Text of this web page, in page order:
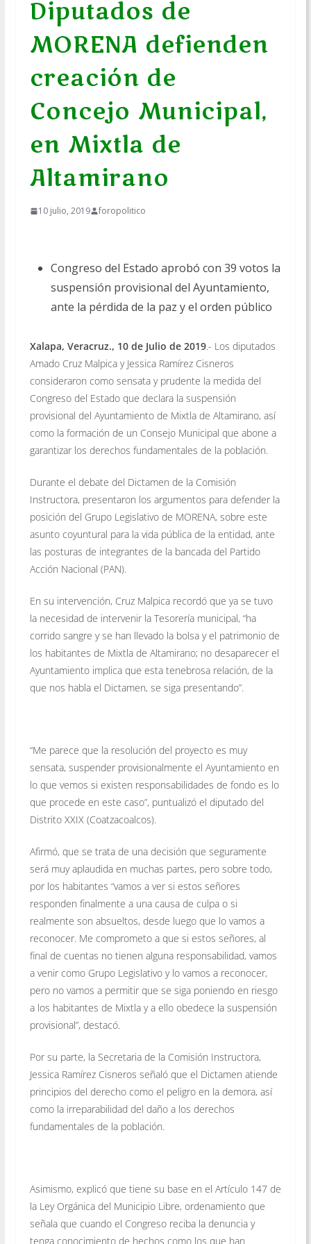
Diputados de
MORENA defienden
creación de
Concejo Municipal,
en Mixtla de
Altamirano
10 julio, 2019 foropolitico
Congreso del Estado aprobó con 39 votos la
suspensión provisional del Ayuntamiento,
ante la pérdida de la paz y el orden público
Xalapa, Veracruz., 10 de Julio de 2019.- Los diputados
Amado Cruz Malpica y Jessica Ramírez Cisneros
consideraron como sensata y prudente la medida del
Congreso del Estado que declara la suspensión
provisional del Ayuntamiento de Mixtla de Altamirano, así
como la formación de un Consejo Municipal que abone a
garantizar los derechos fundamentales de la población.
Durante el debate del Dictamen de la Comisión
Instructora, presentaron los argumentos para defender la
posición del Grupo Legislativo de MORENA, sobre este
asunto coyuntural para la vida pública de la entidad, ante
las posturas de integrantes de la bancada del Partido
Acción Nacional (PAN).
En su intervención, Cruz Malpica recordó que ya se tuvo
la necesidad de intervenir la Tesorería municipal, “ha
corrido sangre y se han llevado la bolsa y el patrimonio de
los habitantes de Mixtla de Altamirano; no desaparecer el
Ayuntamiento implica que esta tenebrosa relación, de la
que nos habla el Dictamen, se siga presentando”.
“Me parece que la resolución del proyecto es muy
sensata, suspender provisionalmente el Ayuntamiento en
lo que vemos si existen responsabilidades de fondo es lo
que procede en este caso”, puntualizó el diputado del
Distrito XXIX (Coatzacoalcos).
Afirmó, que se trata de una decisión que seguramente
será muy aplaudida en muchas partes, pero sobre todo,
por los habitantes “vamos a ver si estos señores
responden finalmente a una causa de culpa o si
realmente son absueltos, desde luego que lo vamos a
reconocer. Me comprometo a que si estos señores, al
final de cuentas no tienen alguna responsabilidad, vamos
a venir como Grupo Legislativo y lo vamos a reconocer,
pero no vamos a permitir que se siga poniendo en riesgo
a los habitantes de Mixtla y a ello obedece la suspensión
provisional”, destacó.
Por su parte, la Secretaria de la Comisión Instructora,
Jessica Ramírez Cisneros señaló que el Dictamen atiende
principios del derecho como el peligro en la demora, así
como la irreparabilidad del daño a los derechos
fundamentales de la población.
Asimismo, explicó que tiene su base en el Artículo 147 de
la Ley Orgánica del Municipio Libre, ordenamiento que
señala que cuando el Congreso reciba la denuncia y
tenga conocimiento de hechos como los que han